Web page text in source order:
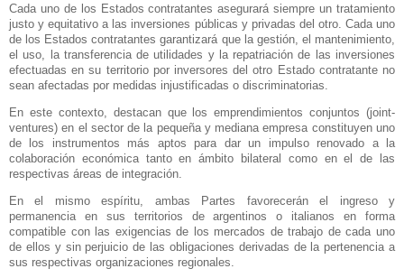
Cada uno de los Estados contratantes asegurará siempre un tratamiento
justo y equitativo a las inversiones públicas y privadas del otro. Cada uno
de los Estados contratantes garantizará que la gestión, el mantenimiento,
el uso, la transferencia de utilidades y la repatriación de las inversiones
efectuadas en su territorio por inversores del otro Estado contratante no
sean afectadas por medidas injustificadas o discriminatorias.
En este contexto, destacan que los emprendimientos conjuntos (joint-
ventures) en el sector de la pequeña y mediana empresa constituyen uno
de los instrumentos más aptos para dar un impulso renovado a la
colaboración económica tanto en ámbito bilateral como en el de las
respectivas áreas de integración.
En el mismo espíritu, ambas Partes favorecerán el ingreso y
permanencia en sus territorios de argentinos o italianos en forma
compatible con las exigencias de los mercados de trabajo de cada uno
de ellos y sin perjuicio de las obligaciones derivadas de la pertenencia a
sus respectivas organizaciones regionales.